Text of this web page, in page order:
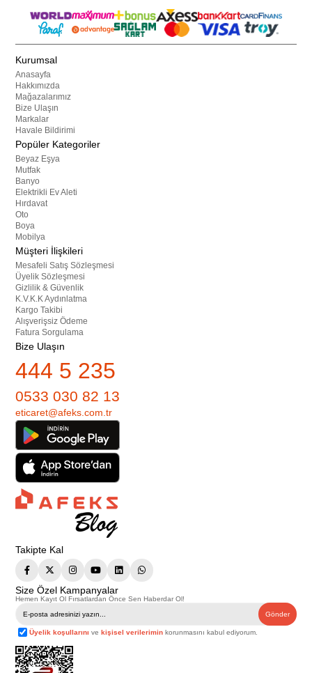
Kurumsal
Anasayfa
Hakkımızda
Mağazalarımız
Bize Ulaşın
Markalar
Havale Bildirimi
Popüler Kategoriler
Beyaz Eşya
Mutfak
Banyo
Elektrikli Ev Aleti
Hırdavat
Oto
Boya
Mobilya
Müşteri İlişkileri
Mesafeli Satış Sözleşmesi
Üyelik Sözleşmesi
Gizlilik & Güvenlik
K.V.K.K Aydınlatma
Kargo Takibi
Alışverişsiz Ödeme
Fatura Sorgulama
Bize Ulaşın
444 5 235
0533 030 82 13
eticaret@afeks.com.tr
Takipte Kal
Size Özel Kampanyalar
Hemen Kayıt Ol Fırsatlardan Önce Sen Haberdar Ol!
Gönder
Üyelik koşullarını vekişisel verilerimin korunmasını kabul ediyorum.